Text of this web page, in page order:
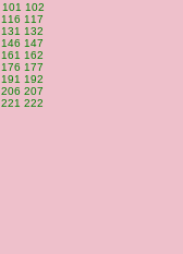
101 102
116 117
131 132
146 147
161 162
176 177
191 192
206 207
221 222